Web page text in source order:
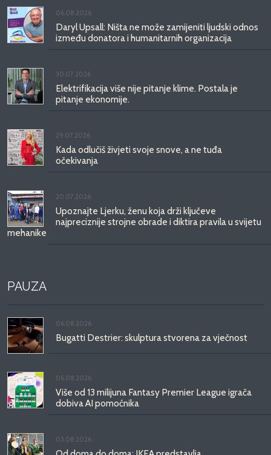
06.08.2026.
Daryl Upsall: Ništa ne može zamijeniti ljudski odnos
između donatora i humanitarnih organizacija
30.07.2026.
Elektrifikacija više nije pitanje klime. Postala je
pitanje ekonomije.
29.07.2026.
Kada odlučiš živjeti svoje snove, a ne tuđa
očekivanja
20.07.2026.
Upoznajte Ljerku, ženu koja drži ključeve
najpreciznije strojne obrade i diktira pravila u svijetu
mehanike
PAUZA
06.08.2026.
Bugatti Destrier: skulptura stvorena za vječnost
06.08.2026.
Više od 13 milijuna Fantasy Premier League igrača
dobiva AI pomoćnika
03.08.2026.